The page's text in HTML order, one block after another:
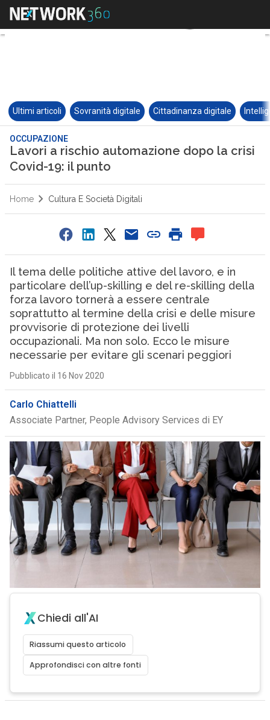
Ultimi articoli Sovranità digitale Cittadinanza digitale
OCCUPAZIONE
Lavori a rischio automazione dopo la crisi
Covid-19: il punto
Home Cultura E Società Digitali
Il tema delle politiche attive del lavoro, e in
particolare dell’up-skilling e del re-skilling della
forza lavoro tornerà a essere centrale
soprattutto al termine della crisi e delle misure
provvisorie di protezione dei livelli
occupazionali. Ma non solo. Ecco le misure
necessarie per evitare gli scenari peggiori
Pubblicato il 16 Nov 2020
Carlo Chiattelli
Associate Partner, People Advisory Services di EY
Chiedi all'AI
Riassumi questo articolo
Approfondisci con altre fonti